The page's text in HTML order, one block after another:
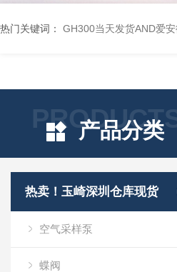
热门关键词： GH300当天发货AND爱
PRODUCTS
产品分类
热卖！玉崎深圳仓库现货
空气采样泵
蝶阀